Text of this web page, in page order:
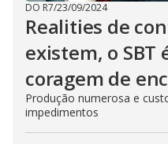
DO R7/23/09/2024
Realities de
existem, o SBT
coragem de
Produção numerosa e
impedimentos